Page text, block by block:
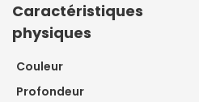
Caractéristiques
physiques
Couleur
Profondeur